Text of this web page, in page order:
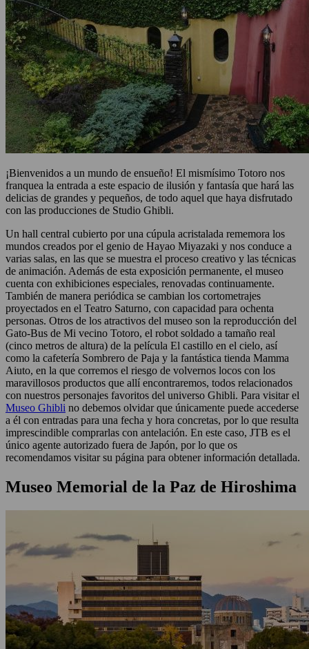
¡Bienvenidos a un mundo de ensueño! El mismísimo Totoro nos
franquea la entrada a este espacio de ilusión y fantasía que hará las
delicias de grandes y pequeños, de todo aquel que haya disfrutado
con las producciones de Studio Ghibli.
Un hall central cubierto por una cúpula acristalada rememora los
mundos creados por el genio de Hayao Miyazaki y nos conduce a
varias salas, en las que se muestra el proceso creativo y las técnicas
de animación. Además de esta exposición permanente, el museo
cuenta con exhibiciones especiales, renovadas continuamente.
También de manera periódica se cambian los cortometrajes
proyectados en el Teatro Saturno, con capacidad para ochenta
personas. Otros de los atractivos del museo son la reproducción del
Gato-Bus de Mi vecino Totoro, el robot soldado a tamaño real
(cinco metros de altura) de la película El castillo en el cielo, así
como la cafetería Sombrero de Paja y la fantástica tienda Mamma
Aiuto, en la que corremos el riesgo de volvernos locos con los
maravillosos productos que allí encontraremos, todos relacionados
con nuestros personajes favoritos del universo Ghibli. Para visitar el
Museo Ghibli no debemos olvidar que únicamente puede accederse
a él con entradas para una fecha y hora concretas, por lo que resulta
imprescindible comprarlas con antelación. En este caso, JTB es el
único agente autorizado fuera de Japón, por lo que os
recomendamos visitar su página para obtener información detallada.
Museo Memorial de la Paz de Hiroshima